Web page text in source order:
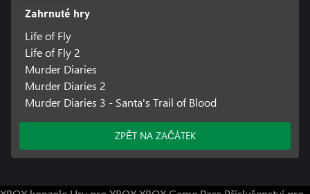
Zahrnuté hry
Life of Fly
Life of Fly 2
Murder Diaries
Murder Diaries 2
Murder Diaries 3 - Santa's Trail of Blood
ZPĚT NA ZAČÁTEK